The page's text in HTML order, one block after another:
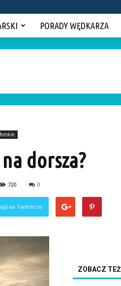
PORADY WĘDKARZA
dorsza?
720 0
na Twitterze
ZOBACZ TEŻ